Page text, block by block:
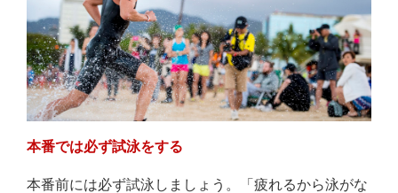
本番では必ず試泳をする
本番前には必ず試泳しましょう。「疲れるから泳がな